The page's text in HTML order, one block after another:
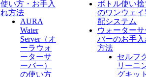
使い方・お手入
れ方法
AURA
Water
Server​（オ
ーラウォ
ーターサ
ーバー）
の使い方
ボトル使い捨
のワンウェイ
配システム
ウォーター
バーのお手入
方法
セルフ
リーニ
グキッ